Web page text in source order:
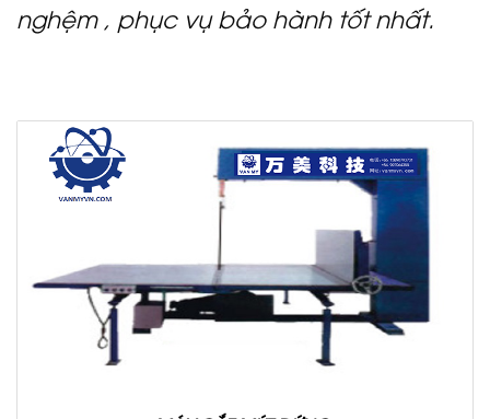
nghệm , phục vụ bảo hành tốt nhất.